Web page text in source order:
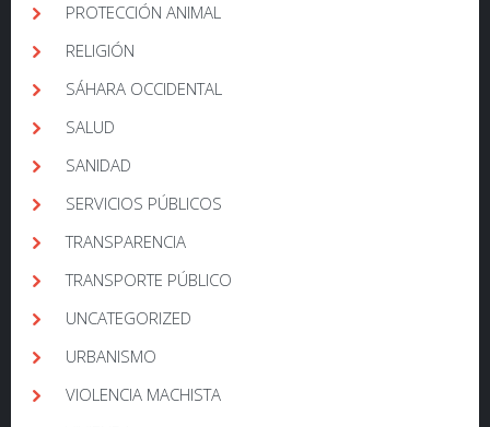
PROTECCIÓN ANIMAL
RELIGIÓN
SÁHARA OCCIDENTAL
SALUD
SANIDAD
SERVICIOS PÚBLICOS
TRANSPARENCIA
TRANSPORTE PÚBLICO
UNCATEGORIZED
URBANISMO
VIOLENCIA MACHISTA